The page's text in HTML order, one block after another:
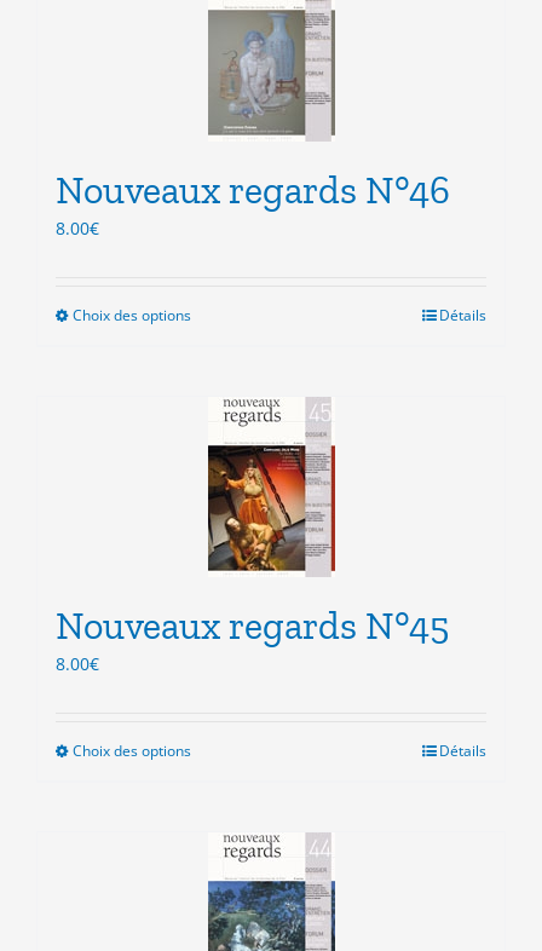
Les
options
peuvent
être
choisies
page
Nouveaux regards N°46
8.00€
Choix des optionsCe
plusieurs
variations.
Les
options
peuvent
être
choisies
page
Détails
Nouveaux regards N°45
8.00€
Choix des optionsCe
plusieurs
variations.
Les
options
peuvent
Détails